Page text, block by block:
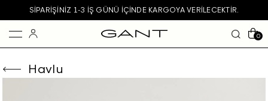
SIPARIŞINIZ 1-3 IŞ GÜNÜ IÇINDE KARGOYA VERILECEKTIR.
0
Havlu